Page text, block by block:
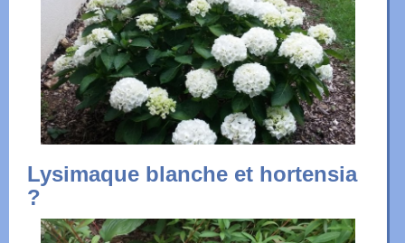
Lysimaque blanche et hortensia
?